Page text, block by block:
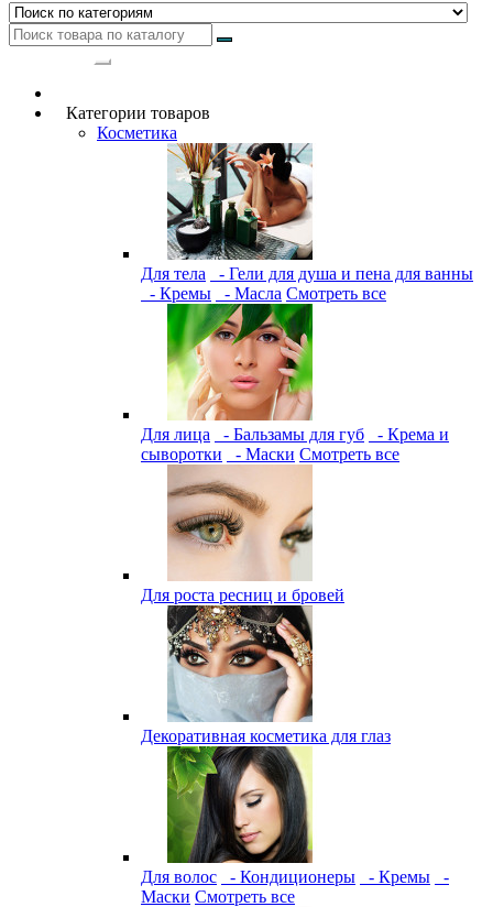
Категории товаров
Косметика
Для тела
- Гели для душа и пена для ванны
- Кремы
- Масла Смотреть все
Для лица - Бальзамы для губ
- Крема и
сыворотки
- Маски Смотреть все
Для роста ресниц и бровей
Декоративная косметика для глаз
Для волос - Кондиционеры - Кремы
-
Маски Смотреть все